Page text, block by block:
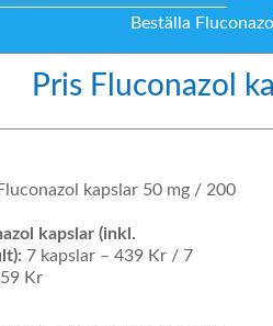
Beställa
Pris Fluconazol
Fluconazol kapslar 50 mg / 200
kapslar (inkl.
7 kapslar – 439 Kr / 7
Kr